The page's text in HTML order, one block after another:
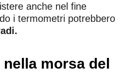
anche nel fine
i termometri potrebbero
nella morsa del